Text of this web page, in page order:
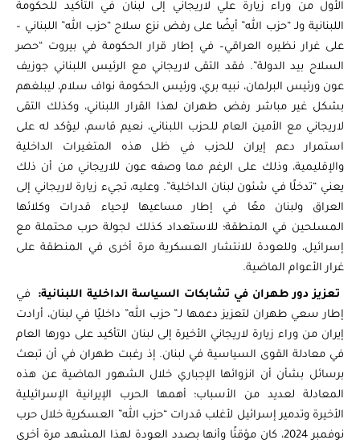
الأول من وراء زيارة علي لاريجاني إلى لبنان في التأكيد للحكومة
اللبنانية ولـ “حزب الله” أيضًا على رفض نزع سلاح “حزب الله” اللبناني –
على غرار نظيره العراقي– في إطار قرار الحكومة في بيروت “حصر
السلاح بيد الدولة”. فقد التقى لاريجاني مع الرئيس اللبناني جوزيف
عون ورئيس البرلمان، نبيه بري، ورئيس الحكومة نواف سلام، ليبلغهم
بشكل غير مباشر رفض طهران لهذا القرار اللبناني، وكذلك التقى
لاريجاني مع الأمين العام للحزب اللبناني، نعيم قاسم، ليؤكد له على
استمرار دعم إيران للحزب في ظل هذه المتغيرات الداخلية
والإقليمية، وذلك على الرغم مما وصفه عون للاريجاني من أن ذلك
يعني “تدخلًا في شئون لبنان الداخلية”. وعليه، تجيء زيارة لاريجاني إلى
العراق ولبنان معًا في إطار مساعيها لإحياء قدرات وكلائها
المسلحين في المنطقة؛ للاستعداد كذلك لجولة حرب محتملة مع
إسرائيل، وللعودة للانتشار العسكرية مرة أخرى في المنطقة على
غرار الأعوام الماضية.
تعزيز دور طهران في تشابكات السياسة الداخلية اللبنانية:
في
إطار سعي طهران لتعزيز دعمها لـ” حزب الله” داخليًا في لبنان، أرادت
إيران من وراء زيارة لاريجاني الأخيرة إلى لبنان التأكيد على دورها العام
في معادلة القوى السياسية في لبنان. إذ رغبت طهران في أن تبعث
برسائل بشأن أن انزوائها الإجباري خلال الشهور الماضية عن هذه
المعادلة لعديد من الأسباب؛ أهمها الحرب الإيرانية الإسرائيلية
الأخيرة وتدمير إسرائيل لأغلب قدرات “حزب الله” العسكرية خلال حرب
نوفمبر 2024، كان مؤقتًا وأنها بصدد العودة لهذا المشهد مرة أخرى